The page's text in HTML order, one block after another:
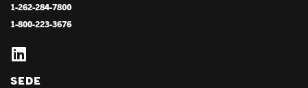
1-262-284-7800
1-800-223-3676
SEDE